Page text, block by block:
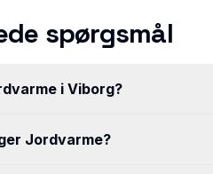
spørgsmål
i Viborg?
Jordvarme?